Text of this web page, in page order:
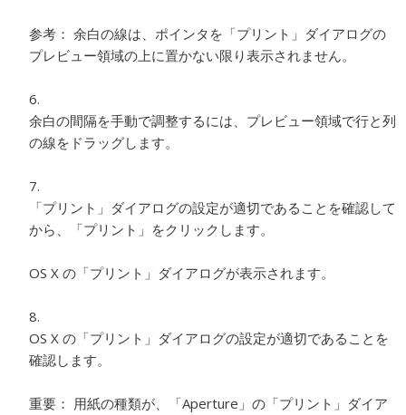
参考： 余白の線は、ポインタを「プリント」ダイアログの
プレビュー領域の上に置かない限り表示されません。
余白の間隔を手動で調整するには、プレビュー領域で行と列
の線をドラッグします。
「プリント」ダイアログの設定が適切であることを確認して
から、「プリント」をクリックします。
OS X の「プリント」ダイアログが表示されます。
OS X の「プリント」ダイアログの設定が適切であることを
確認します。
重要： 用紙の種類が、「Aperture」の「プリント」ダイア